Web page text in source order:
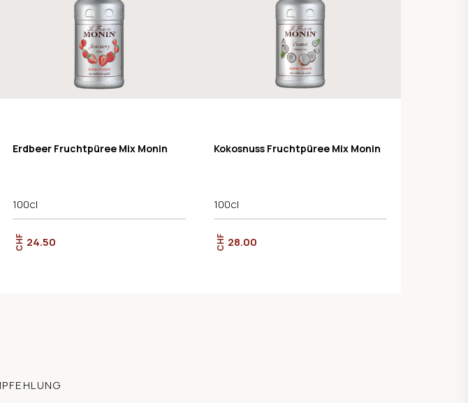
Erdbeer Fruchtpüree Mix Monin
100cl
CHF 24.50
Kokosnuss Fruchtpüree Mix Monin
100cl
CHF 28.00